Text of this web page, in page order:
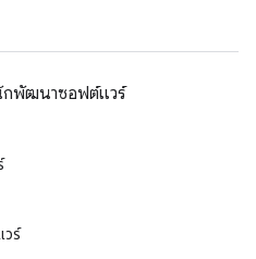
พัฒนาซอฟต์แวร์
วร์